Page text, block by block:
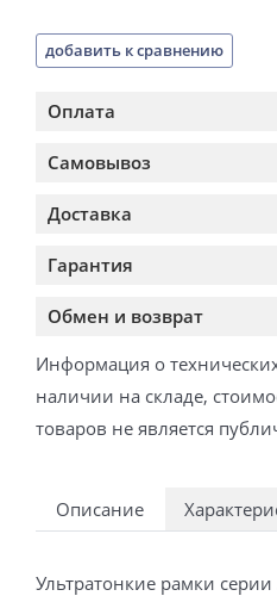
добавить к сравнению
Оплата
Самовывоз
Доставка
Гарантия
Обмен и возврат
Информация о
наличии на складе,
товаров не является
Описание
Ультратонкие рамки серии